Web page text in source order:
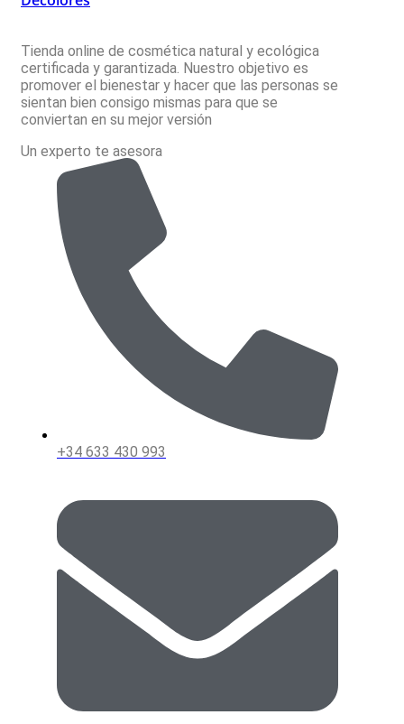
Tienda online de cosmética natural y ecológica
certificada y garantizada. Nuestro objetivo es
promover el bienestar y hacer que las personas se
sientan bien consigo mismas para que se
conviertan en su mejor versión
Un experto te asesora
+34 633 430 993